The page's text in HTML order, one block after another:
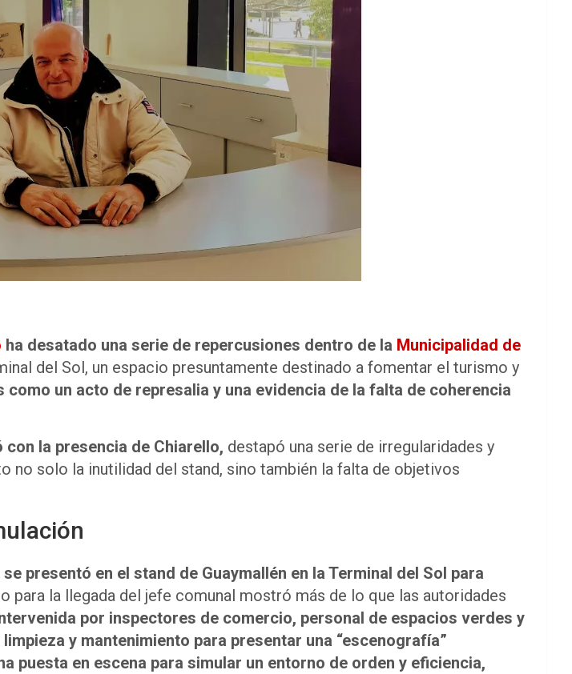
ha desatado una serie de repercusiones dentro de la Municipalidad de
del Sol, un espacio presuntamente destinado a fomentar el turismo y
un acto de represalia y una evidencia de la falta de coherencia
con la presencia de Chiarello, destapó una serie de irregularidades y
no solo la inutilidad del stand, sino también la falta de objetivos
presentó en el stand de Guaymallén en la Terminal del Sol para
para la llegada del jefe comunal mostró más de lo que las autoridades
por inspectores de comercio, personal de espacios verdes y
y mantenimiento para presentar una “escenografía”
puesta en escena para simular un entorno de orden y eficiencia,